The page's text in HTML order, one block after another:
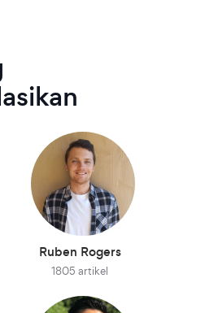
Ruben Rogers
1805 artikel